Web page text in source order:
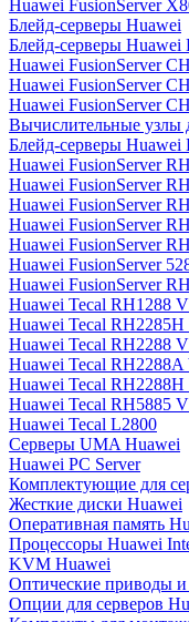
Huawei FusionServer
Блейд-серверы Huawei
Блейд-серверы Huawei
Huawei FusionServer
Huawei FusionServer
Huawei FusionServer
Вычислительные узлы
Блейд-серверы Huawei
Huawei FusionServer
Huawei FusionServer
Huawei FusionServer
Huawei FusionServer
Huawei FusionServer
Huawei FusionServer
Huawei FusionServer
Huawei Tecal RH1288
Huawei Tecal RH2285H
Huawei Tecal RH2288
Huawei Tecal RH2288A
Huawei Tecal RH2288H
Huawei Tecal RH5885
Huawei Tecal L2800
Серверы UMA Huawei
Huawei PC Server
Комплектующие для
Жесткие диски Huawei
Оперативная память
Процессоры Huawei
KVM Huawei
Оптические приводы
Опции для серверов